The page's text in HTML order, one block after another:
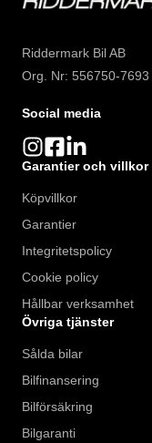
Riddermark Bil AB
Org. Nr: 556750-7693
Social media
Garantier och villkor
Köpvillkor
Garantier
Integritetspolicy
Cookie policy
Hållbar verksamhet
Övriga tjänster
Sålda bilar
Bilfinansering
Bilförsäkring
Bilgaranti